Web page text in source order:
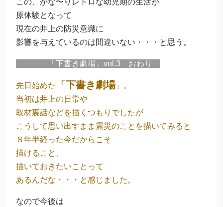
原体験となって
現在の井上の防災意識に
影響を与えているのは間違いない・・・と思う。
「下書き劇場」vol.3 おわり
先日始めた 「下書き劇場」。
当初は井上の日常や
取材裏話などを描くつもりでしたが
こうして思い出すまま震災のことを描いてみると
８年半経った今だからこそ
描けること、
描いておきたいことって
あるんだな・・・と感じました。
なので今後は